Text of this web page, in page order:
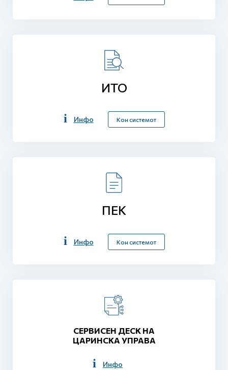
ИТО
Инфо Кон системот
ПЕК
Инфо Кон системот
СЕРВИСЕН ДЕСК НА
ЦАРИНСКА УПРАВА
Инфо